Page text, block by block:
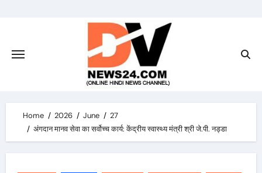
Home 2026 June
27
अंगदान मानव सेवा का सर्वोच्च कार्य: केंद्रीय स्वास्थ्य मंत्री श्री जे.पी. नड्डा